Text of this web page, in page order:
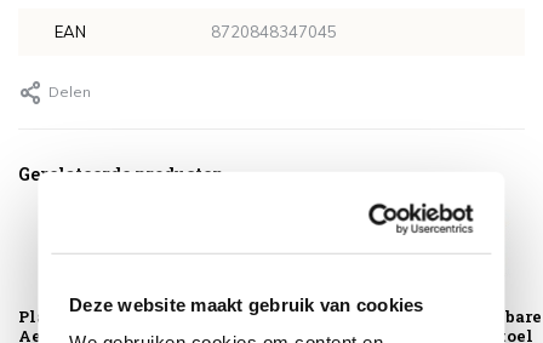
Deze website maakt gebruik van cookies
EAN 8720848347045
Delen
Gerelateerde producten
Platinum
AeroCover
Montagelevering -
Extra gemak &
Barolo stapelbare
dining tuinstoel